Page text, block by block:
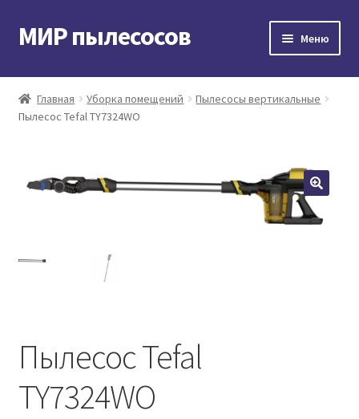
Перейти
к
Перейти
к
МИР пылесосов Меню
Главная
Мой аккаунт
Главная Уборка помещений
Пылесосы вертикальные
Пылесос Tefal TY7324WO
Пылесос Tefal
TY7324WO